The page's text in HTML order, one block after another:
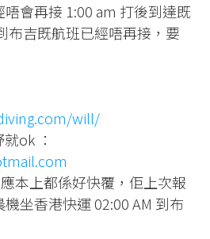
會再接 1:00 am 打後到達既
布吉既航班已經唔再接，要
will/
ok ：
本上都係好快覆，佢上次報
坐香港快運 02:00 AM 到布